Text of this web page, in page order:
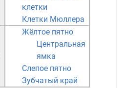
клетки
Клетки Мюллера
Жёлтое пятно
Центральная
ямка
Слепое пятно
Зубчатый край